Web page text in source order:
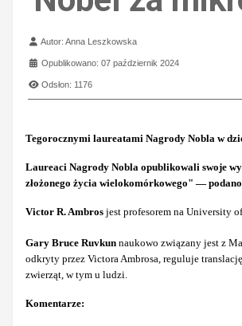
Szczegóły
Autor:Anna Leszkowska
Opublikowano: 07 październik 2024
Odsłon: 1176
Tegorocznymi laureatami Nagrody Nobla w
Laureaci Nagrody Nobla opublikowali swoje
złożonego życia wielokomórkowego" —
Victor R. Ambros jest profesorem na University
Gary Bruce Ruvkun naukowo związany jest z
odkryty przez Victora Ambrosa, reguluje
zwierząt, w tym u ludzi.
Komentarze: